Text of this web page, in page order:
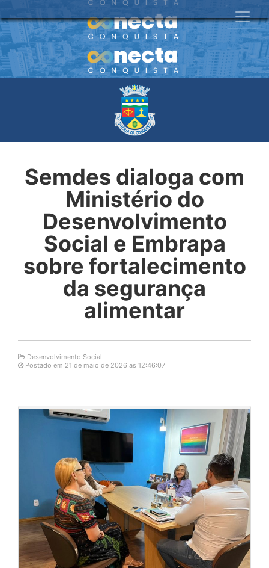
Semdes dialoga com
Ministério do
Desenvolvimento
Social e Embrapa
sobre fortalecimento
da segurança
alimentar
Desenvolvimento Social
Postado em 21 de maio de 2026 as 12:46:07